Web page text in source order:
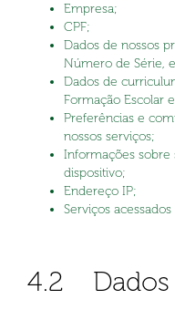
Empresa;
CPF;
Dados de nossos
Número de Série,
Dados de
Formação Escolar
Preferências e
nossos serviços;
Informações sobre
dispositivo;
Endereço IP;
Serviços
4.2 Dados